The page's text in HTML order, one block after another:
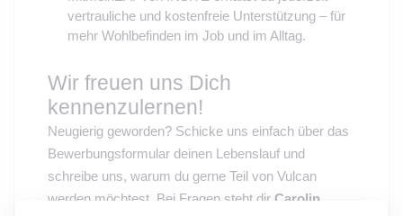
vertrauliche und kostenfreie Unterstützung – für
mehr Wohlbefinden im Job und im Alltag.
Wir freuen uns Dich
kennenzulernen!
Neugierig geworden? Schicke uns einfach über das
Bewerbungsformular deinen Lebenslauf und
schreibe uns, warum du gerne Teil von Vulcan
werden möchtest. Bei Fragen steht dirCarolin